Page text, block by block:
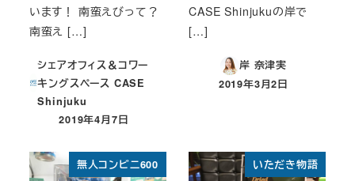
います！ 南蛮えびって？
南蛮え […]
シェアオフィス＆コワー
キングスペース CASE
Shinjuku
投稿日
2019年4月7日
CASE Shinjukuの岸で
[…]
岸 奈津実
投稿日
2019年3月2日
無人コンビニ600 いただき物語